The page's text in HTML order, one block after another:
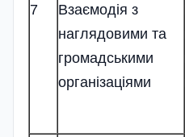
7
Взаємодія з
наглядовими та
громадськими
організаціями